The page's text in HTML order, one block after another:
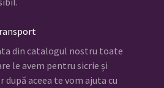
din catalogul nostru toate
le avem pentru sicrie și
aceea te vom ajuta cu